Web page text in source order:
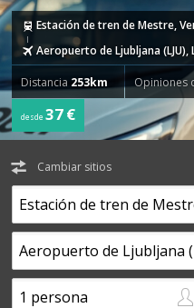
Estación de tren de Mestre,
Aeropuerto de Ljubljana (LJU),
Distancia 253km Opiniones
desde37 €
Cambiar sitios